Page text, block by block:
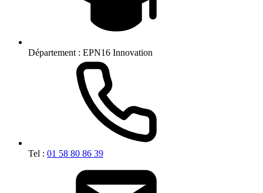
Département : EPN16 Innovation
Tel : 01 58 80 86 39